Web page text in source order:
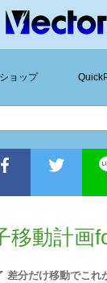
ョップ
移動計画
差分だけ移動でこれ